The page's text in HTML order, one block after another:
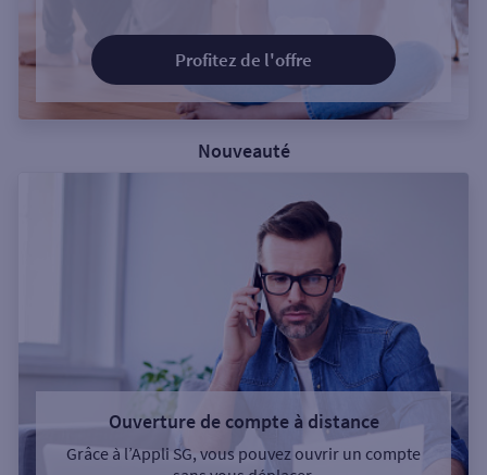
Profitez de l'offre
Nouveauté
Ouverture de compte à distance
Grâce à l’Appli SG, vous pouvez ouvrir un compte